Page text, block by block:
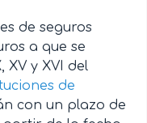
de seguros
a que se
XV y XVI del
de
con un plazo de